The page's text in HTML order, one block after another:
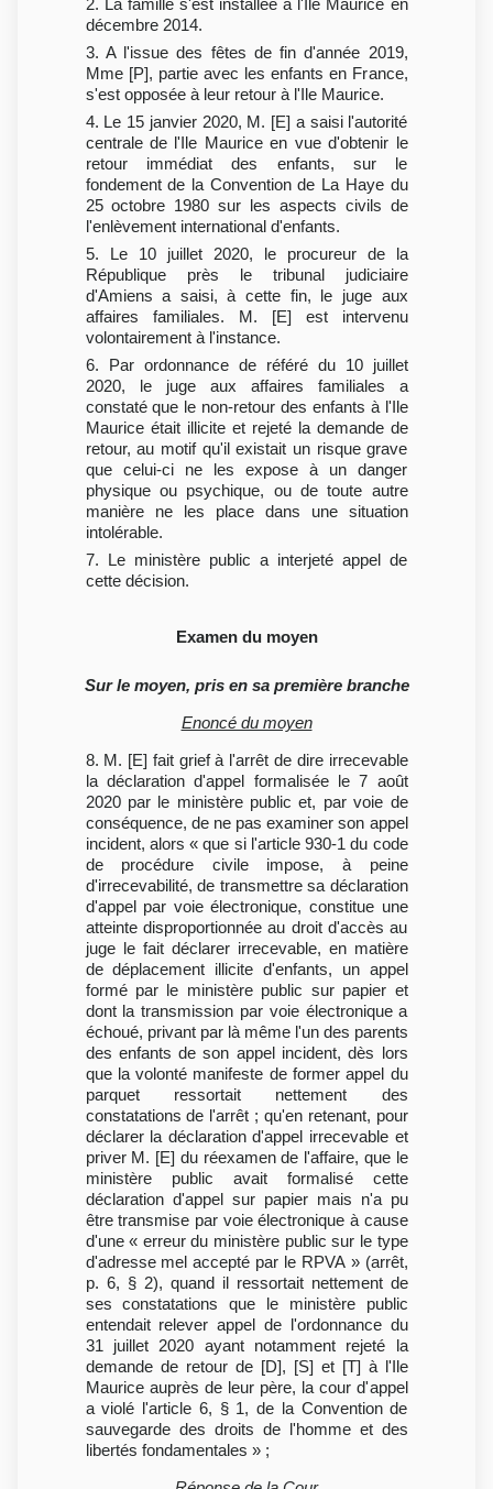
2. La famille s'est installée à l'Ile Maurice en
décembre 2014.
3. A l'issue des fêtes de fin d'année 2019,
Mme [P], partie avec les enfants en France,
s'est opposée à leur retour à l'Ile Maurice.
4. Le 15 janvier 2020, M. [E] a saisi l'autorité
centrale de l'Ile Maurice en vue d'obtenir le
retour immédiat des enfants, sur le
fondement de la Convention de La Haye du
25 octobre 1980 sur les aspects civils de
l'enlèvement international d'enfants.
5. Le 10 juillet 2020, le procureur de la
République près le tribunal judiciaire
d'Amiens a saisi, à cette fin, le juge aux
affaires familiales. M. [E] est intervenu
volontairement à l'instance.
6. Par ordonnance de référé du 10 juillet
2020, le juge aux affaires familiales a
constaté que le non-retour des enfants à l'Ile
Maurice était illicite et rejeté la demande de
retour, au motif qu'il existait un risque grave
que celui-ci ne les expose à un danger
physique ou psychique, ou de toute autre
manière ne les place dans une situation
intolérable.
7. Le ministère public a interjeté appel de
cette décision.
Examen du moyen
Sur le moyen, pris en sa première branche
Enoncé du moyen
8. M. [E] fait grief à l'arrêt de dire irrecevable
la déclaration d'appel formalisée le 7 août
2020 par le ministère public et, par voie de
conséquence, de ne pas examiner son appel
incident, alors « que si l'article 930-1 du code
de procédure civile impose, à peine
d'irrecevabilité, de transmettre sa déclaration
d'appel par voie électronique, constitue une
atteinte disproportionnée au droit d'accès au
juge le fait déclarer irrecevable, en matière
de déplacement illicite d'enfants, un appel
formé par le ministère public sur papier et
dont la transmission par voie électronique a
échoué, privant par là même l'un des parents
des enfants de son appel incident, dès lors
que la volonté manifeste de former appel du
parquet ressortait nettement des
constatations de l'arrêt ; qu'en retenant, pour
déclarer la déclaration d'appel irrecevable et
priver M. [E] du réexamen de l'affaire, que le
ministère public avait formalisé cette
déclaration d'appel sur papier mais n'a pu
être transmise par voie électronique à cause
d'une « erreur du ministère public sur le type
d'adresse mel accepté par le RPVA » (arrêt,
p. 6, § 2), quand il ressortait nettement de
ses constatations que le ministère public
entendait relever appel de l'ordonnance du
31 juillet 2020 ayant notamment rejeté la
demande de retour de [D], [S] et [T] à l'Ile
Maurice auprès de leur père, la cour d'appel
a violé l'article 6, § 1, de la Convention de
sauvegarde des droits de l'homme et des
libertés fondamentales » ;